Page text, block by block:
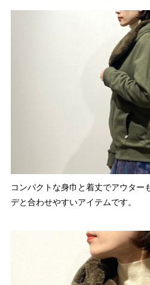
コンパクトな身巾と着丈でアウター
デと合わせやすいアイテムです。